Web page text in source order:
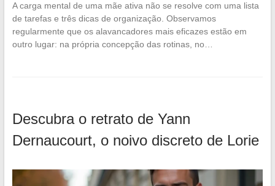
A carga mental de uma mãe ativa não se resolve com uma lista
de tarefas e três dicas de organização. Observamos
regularmente que os alavancadores mais eficazes estão em
outro lugar: na própria concepção das rotinas, no…
Descubra o retrato de Yann
Dernaucourt, o noivo discreto de Lorie